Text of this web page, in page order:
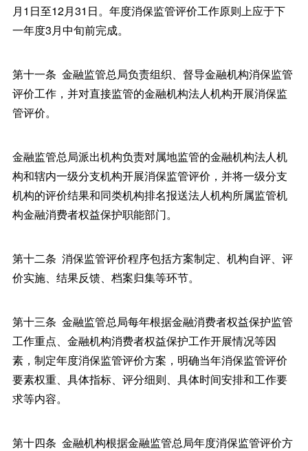
月1日至12月31日。年度消保监管评价工作原则上应于下
一年度3月中旬前完成。
第十一条 金融监管总局负责组织、督导金融机构消保监管
评价工作，并对直接监管的金融机构法人机构开展消保监
管评价。
金融监管总局派出机构负责对属地监管的金融机构法人机
构和辖内一级分支机构开展消保监管评价，并将一级分支
机构的评价结果和同类机构排名报送法人机构所属监管机
构金融消费者权益保护职能部门。
第十二条 消保监管评价程序包括方案制定、机构自评、评
价实施、结果反馈、档案归集等环节。
第十三条 金融监管总局每年根据金融消费者权益保护监管
工作重点、金融机构消费者权益保护工作开展情况等因
素，制定年度消保监管评价方案，明确当年消保监管评价
要素权重、具体指标、评分细则、具体时间安排和工作要
求等内容。
第十四条 金融机构根据金融监管总局年度消保监管评价方